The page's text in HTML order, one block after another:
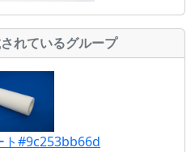
れているグループ
ト#9c253bb66d